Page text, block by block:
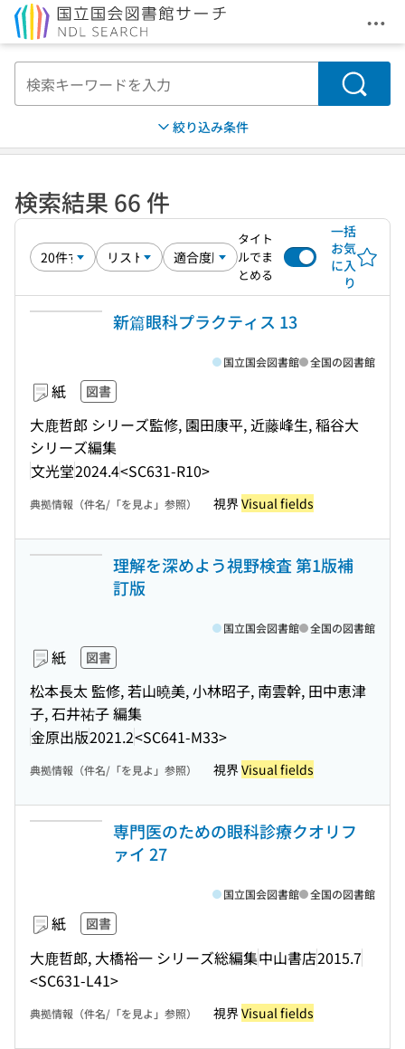
メ
検索
絞り込み条件
検索結果 66 件
タイト
ルでま
とめる
一括
お気
に入
り
新篇眼科プラクティス 13
紙 図書
大鹿哲郎 シリーズ監修, 園田康平, 近藤峰生, 稲谷大
シリーズ編集
文光堂2024.4<SC631-R10>
国立国会図書館 全国の図書館
典拠情報（件名/「を見よ」参照） 視界Visual fields
理解を深めよう視野検査 第1版補
訂版
紙 図書
松本長太 監修, 若山曉美, 小林昭子, 南雲幹, 田中恵津
子, 石井祐子 編集
金原出版2021.2<SC641-M33>
国立国会図書館 全国の図書館
典拠情報（件名/「を見よ」参照） 視界Visual fields
専門医のための眼科診療クオリフ
ァイ 27
紙 図書
大鹿哲郎, 大橋裕一 シリーズ総編集中山書店2015.7
<SC631-L41>
国立国会図書館 全国の図書館
典拠情報（件名/「を見よ」参照） 視界Visual fields